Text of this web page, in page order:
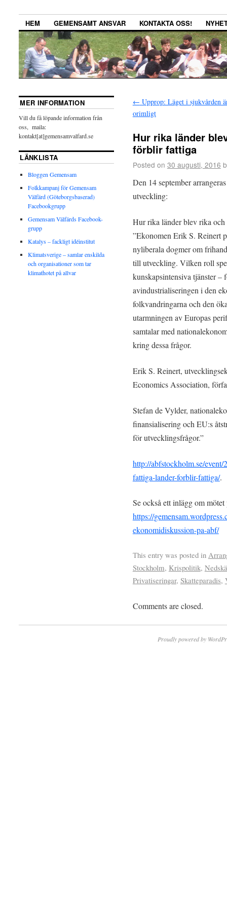
HEM GEMENSAMT ANSVAR KONTAKTA OSS!
← Upprop: Läget i sjukvården
orimligt
Hur rika länder
förblir fattiga
Posted on 30 augusti, 2016
Den 14 september
utveckling:
Hur rika länder blev rika
”Ekonomen Erik S. Reinert
nyliberala dogmer om
till utveckling. Vilken roll
kunskapsintensiva tjänster
avindustrialiseringen i den
folkvandringarna och den
utarmningen av Europas
samtalar med
kring dessa frågor.
Erik S. Reinert,
Economics Association,
Stefan de Vylder,
finansialisering och EU:s
för utvecklingsfrågor.”
http://abfstockholm.se/
fattiga-lander-forblir-fattiga/.
Se också ett inlägg om
https://
ekonomidiskussion-pa-abf/
This entry was posted in
Stockholm, Krispolitik,
Privatiseringar, Skatteparadis,
Comments are closed.
MER INFORMATION
Vill du få löpande information från
oss, maila:
kontakt[at]gemensamvalfard.se
LÄNKLISTA
Bloggen Gemensam
Folkkampanj för Gemensam
Välfärd (Göteborgsbaserad)
Facebookgrupp
Gemensam Välfärds Facebook-
grupp
Katalys – fackligt idéinstitut
Klimatsverige – samlar enskilda
och organisationer som tar
klimathotet på allvar
Proudly powered by